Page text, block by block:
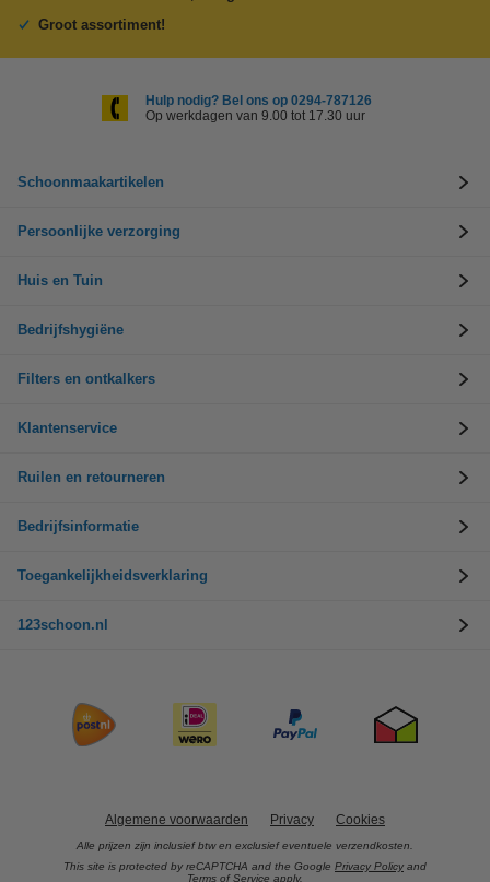
Groot assortiment!
Hulp nodig? Bel ons op 0294-787126
Op werkdagen van 9.00 tot 17.30 uur
Schoonmaakartikelen
Persoonlijke verzorging
Huis en Tuin
Bedrijfshygiëne
Filters en ontkalkers
Klantenservice
Ruilen en retourneren
Bedrijfsinformatie
Toegankelijkheidsverklaring
123schoon.nl
Algemene voorwaarden Privacy Cookies
Alle prijzen zijn inclusief btw en exclusief eventuele verzendkosten.
This site is protected by reCAPTCHA and the Google Privacy Policy and
Terms of Service apply.